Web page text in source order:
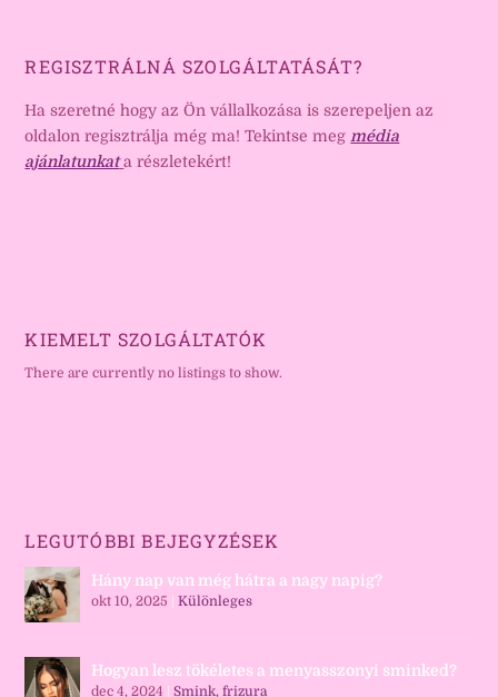
REGISZTRÁLNÁ SZOLGÁLTATÁSÁT?
Ha szeretné hogy az Ön vállalkozása is szerepeljen az
oldalon regisztrálja még ma! Tekintse megmédia
ajánlatunkat a részletekért!
KIEMELT SZOLGÁLTATÓK
There are currently no listings to show.
LEGUTÓBBI BEJEGYZÉSEK
Hány nap van még hátra a nagy napig?
okt 10, 2025 |Különleges
Hogyan lesz tökéletes a menyasszonyi sminked?
dec 4, 2024 |Smink, frizura